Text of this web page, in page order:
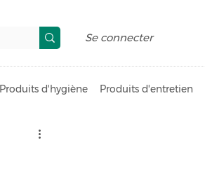
Produits d'hygiène Produits d'entretien
Se connecter